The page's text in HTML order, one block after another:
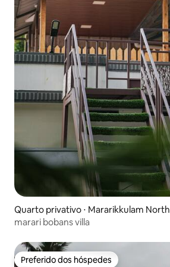
Quarto privativo ⋅ Mararikkulam North
marari bobans villa
Preferido dos hóspedes